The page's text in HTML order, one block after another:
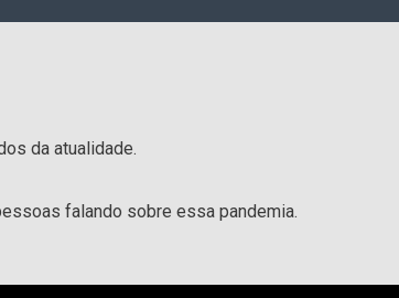
da atualidade.
falando sobre essa pandemia.